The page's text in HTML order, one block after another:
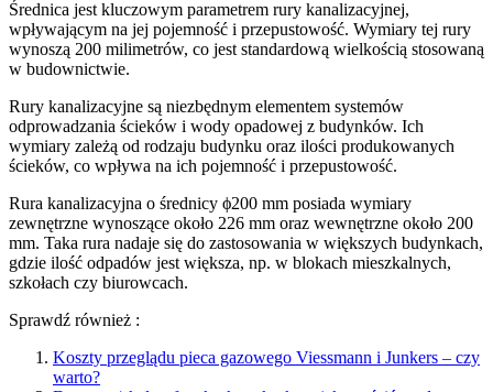
Średnica jest kluczowym parametrem rury kanalizacyjnej,
wpływającym na jej pojemność i przepustowość. Wymiary tej rury
wynoszą 200 milimetrów, co jest standardową wielkością stosowaną
w budownictwie.
Rury kanalizacyjne są niezbędnym elementem systemów
odprowadzania ścieków i wody opadowej z budynków. Ich
wymiary zależą od rodzaju budynku oraz ilości produkowanych
ścieków, co wpływa na ich pojemność i przepustowość.
Rura kanalizacyjna o średnicy ϕ200 mm posiada wymiary
zewnętrzne wynoszące około 226 mm oraz wewnętrzne około 200
mm. Taka rura nadaje się do zastosowania w większych budynkach,
gdzie ilość odpadów jest większa, np. w blokach mieszkalnych,
szkołach czy biurowcach.
Sprawdź również :
Koszty przeglądu pieca gazowego Viessmann i Junkers – czy
warto?